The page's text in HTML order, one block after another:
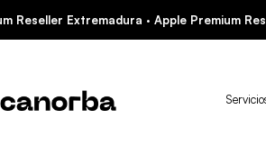
Reseller Extremadura · Apple Premium